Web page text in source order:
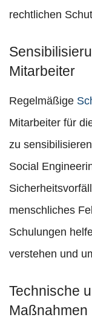
rechtlichen
Mitarbeiter
Regelmäßige
Mitarbeiter für
zu
Social
menschliches
Schulungen
verstehen und
Technische
Maßnahmen